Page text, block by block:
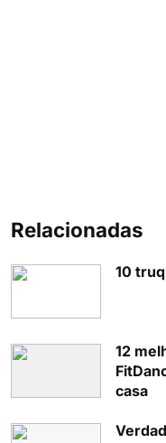
Relacionadas
10
12
casa